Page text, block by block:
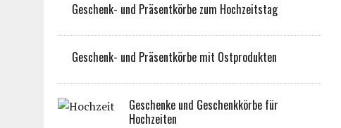
Geschenk- und Präsentkörbe zum Hochzeitstag
Geschenk- und Präsentkörbe mit Ostprodukten
Geschenke und Geschenkkörbe für
Hochzeiten